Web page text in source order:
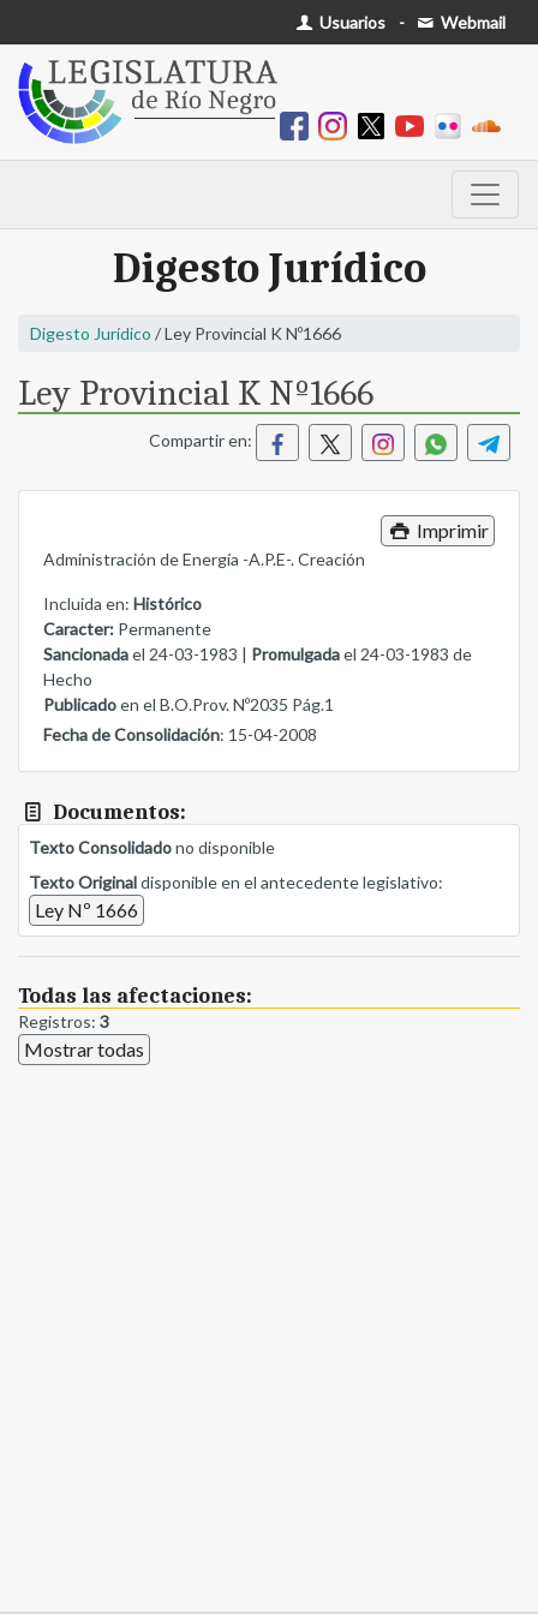
Usuarios - Webmail
Digesto Jurídico
Digesto Jurídico / Ley Provincial K Nº1666
Ley Provincial K Nº1666
Compartir en:
Imprimir
Administración de Energía -A.P.E-. Creación
Incluida en: Histórico
Caracter: Permanente
Sancionadael 24-03-1983 | Promulgadael 24-03-1983 de
Hecho
Publicadoen el B.O.Prov. Nº2035 Pág.1
Fecha de Consolidación: 15-04-2008
Documentos:
Texto Consolidadono disponible
Texto Originaldisponible en el antecedente legislativo:
Ley Nº 1666
Todas las afectaciones:
Registros: 3
Mostrar todas